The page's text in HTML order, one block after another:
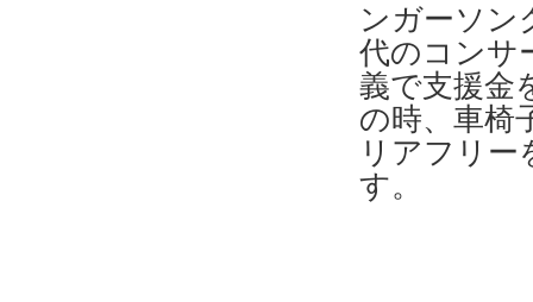
ンガーソン
代のコンサ
義で支援
の時、車椅
リアフリ
す。